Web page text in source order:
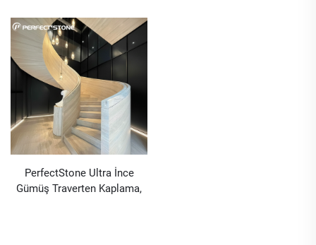
PerfectStone Ultra İnce
Gümüş Traverten Kaplama,